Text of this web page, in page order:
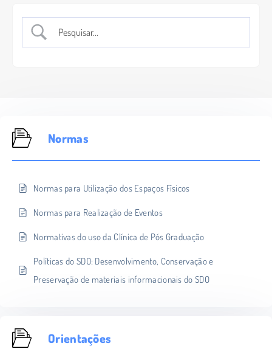
Normas
Normas para Utilização dos Espaços Físicos
Normas para Realização de Eventos
Normativas do uso da Clínica de Pós Graduação
Políticas do SDO: Desenvolvimento, Conservação e
Preservação de materiais informacionais do SDO
Orientações